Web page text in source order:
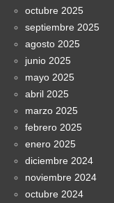
octubre 2025
septiembre 2025
agosto 2025
junio 2025
mayo 2025
abril 2025
marzo 2025
febrero 2025
enero 2025
diciembre 2024
noviembre 2024
octubre 2024